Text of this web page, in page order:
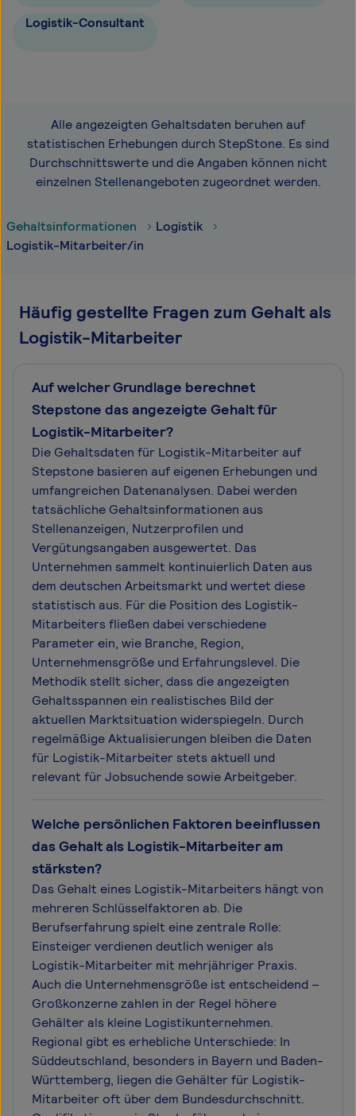
Logistik-Consultant
Alle angezeigten Gehaltsdaten beruhen auf
statistischen Erhebungen durch StepStone. Es sind
Durchschnittswerte und die Angaben können nicht
einzelnen Stellenangeboten zugeordnet werden.
Gehaltsinformationen
Logistik
Logistik-Mitarbeiter/in
Häufig gestellte Fragen zum Gehalt als
Logistik-Mitarbeiter
Auf welcher Grundlage berechnet
Stepstone das angezeigte Gehalt für
Logistik-Mitarbeiter?
Die Gehaltsdaten für Logistik-Mitarbeiter auf
Stepstone basieren auf eigenen Erhebungen und
umfangreichen Datenanalysen. Dabei werden
tatsächliche Gehaltsinformationen aus
Stellenanzeigen, Nutzerprofilen und
Vergütungsangaben ausgewertet. Das
Unternehmen sammelt kontinuierlich Daten aus
dem deutschen Arbeitsmarkt und wertet diese
statistisch aus. Für die Position des Logistik-
Mitarbeiters fließen dabei verschiedene
Parameter ein, wie Branche, Region,
Unternehmensgröße und Erfahrungslevel. Die
Methodik stellt sicher, dass die angezeigten
Gehaltsspannen ein realistisches Bild der
aktuellen Marktsituation widerspiegeln. Durch
regelmäßige Aktualisierungen bleiben die Daten
für Logistik-Mitarbeiter stets aktuell und
relevant für Jobsuchende sowie Arbeitgeber.
Welche persönlichen Faktoren beeinflussen
das Gehalt als Logistik-Mitarbeiter am
stärksten?
Das Gehalt eines Logistik-Mitarbeiters hängt von
mehreren Schlüsselfaktoren ab. Die
Berufserfahrung spielt eine zentrale Rolle:
Einsteiger verdienen deutlich weniger als
Logistik-Mitarbeiter mit mehrjähriger Praxis.
Auch die Unternehmensgröße ist entscheidend –
Großkonzerne zahlen in der Regel höhere
Gehälter als kleine Logistikunternehmen.
Regional gibt es erhebliche Unterschiede: In
Süddeutschland, besonders in Bayern und Baden-
Württemberg, liegen die Gehälter für Logistik-
Mitarbeiter oft über dem Bundesdurchschnitt.